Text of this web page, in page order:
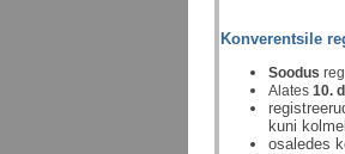
Konverentsile
Soodus
Alates 10.
kuni
osaledes